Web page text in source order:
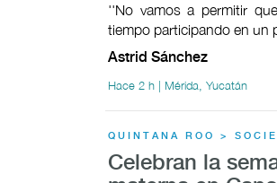
''No vamos a permitir
tiempo participando en un
Astrid Sánchez
Hace 2 h | Mérida, Yucatán
QUINTANA ROO >
Celebran la